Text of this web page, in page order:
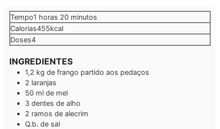
Tempo1 hora
horas 20 minutos
minutos
Calorias455kcal
Doses4
INGREDIENTES
1,2 kg de frango partido aos pedaços
2 laranjas
50 ml de mel
3 dentes de alho
2 ramos de alecrim
Q.b. de sal